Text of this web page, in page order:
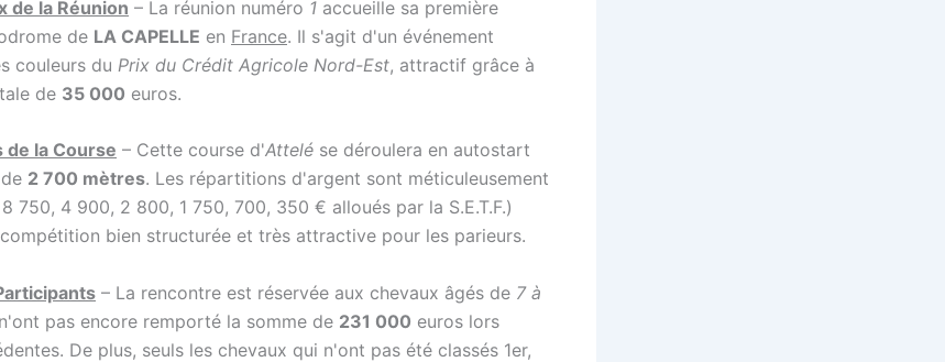
de la Réunion – La réunion numéro 1 accueille sa première
de LA CAPELLE en France. Il s'agit d'un événement
couleurs du Prix du Crédit Agricole Nord-Est, attractif grâce à
de 35 000 euros.
la Course – Cette course d'Attelé se déroulera en autostart
2 700 mètres. Les répartitions d'argent sont méticuleusement
750, 4 900, 2 800, 1 750, 700, 350 € alloués par la S.E.T.F.)
bien structurée et très attractive pour les parieurs.
– La rencontre est réservée aux chevaux âgés de 7 à
pas encore remporté la somme de 231 000 euros lors
De plus, seuls les chevaux qui n'ont pas été classés 1er,